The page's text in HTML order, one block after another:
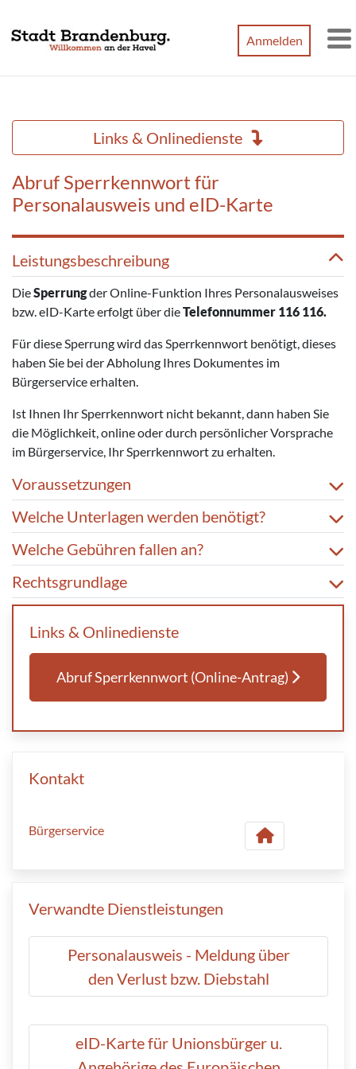
Anmelden
Links & Onlinedienste
Abruf Sperrkennwort für
Personalausweis und eID-Karte
Leistungsbeschreibung
DieSperrungder Online-Funktion Ihres Personalausweises
bzw. eID-Karte erfolgt über dieTelefonnummer 116 116.
Für diese Sperrung wird das Sperrkennwort benötigt, dieses
haben Sie bei der Abholung Ihres Dokumentes im
Bürgerservice erhalten.
Ist Ihnen Ihr Sperrkennwort nicht bekannt, dann haben Sie
die Möglichkeit, online oder durch persönlicher Vorsprache
im Bürgerservice, Ihr Sperrkennwort zu erhalten.
Voraussetzungen
Welche Unterlagen werden benötigt?
Welche Gebühren fallen an?
Rechtsgrundlage
Links & Onlinedienste
Abruf Sperrkennwort (Online-Antrag)
Kontakt
Bürgerservice
Verwandte Dienstleistungen
Personalausweis - Meldung über
den Verlust bzw. Diebstahl
eID-Karte für Unionsbürger u.